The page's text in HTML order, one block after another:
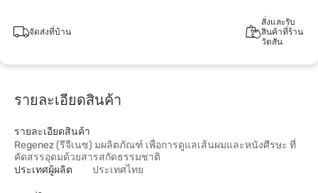
จัดส่งที่บ้าน
สั่งและรับ
สินค้าที่ร้าน
วัตสัน
รายละเอียดสินค้า
รายละเอียดสินค้า
Regenez (รีจีเนซ) มผลิตภัณฑ์ เพื่อการดูแลเส้นผมและหนังศีรษะ ที่
คัดสรรอุดมด้วยสารสกัดธรรมชาติ
ประเทศผู้ผลิต
ประเทศไทย